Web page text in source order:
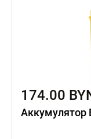
174.00
Аккумулятор